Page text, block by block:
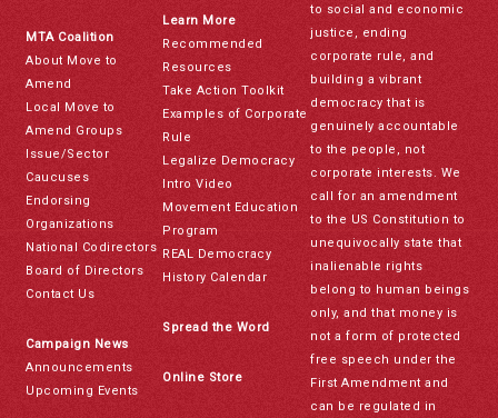
MTA Coalition
About Move to
Amend
Local Move to
Amend Groups
Issue/Sector
Caucuses
Endorsing
Organizations
National Codirectors
Board of Directors
Contact Us
Campaign News
Announcements
Upcoming Events
Learn More
Recommended
Resources
Take Action Toolkit
Examples of Corporate
Rule
Legalize Democracy
Intro Video
Movement Education
Program
REAL Democracy
History Calendar
Spread the Word
Online Store
to social and economic
justice, ending
corporate rule, and
building a vibrant
democracy that is
genuinely accountable
to the people, not
corporate interests. We
call for an amendment
to the US Constitution to
unequivocally state that
inalienable rights
belong to human beings
only, and that money is
not a form of protected
free speech under the
First Amendment and
can be regulated in